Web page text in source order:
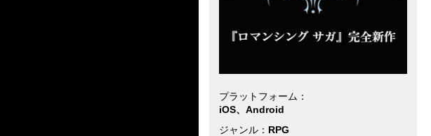
プラットフォーム
iOS、Android
ジャンル
RPG